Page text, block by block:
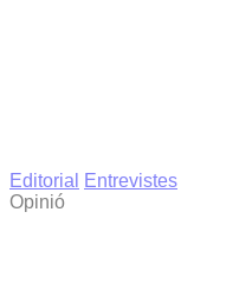
Editorial
Entrevistes
Opinió